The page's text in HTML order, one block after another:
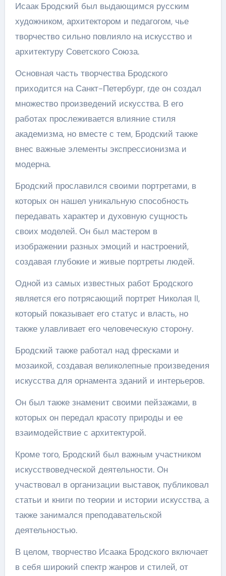
Исаак Бродский был выдающимся русским
художником, архитектором и педагогом, чье
творчество сильно повлияло на искусство и
архитектуру Советского Союза.
Основная часть творчества Бродского
приходится на Санкт-Петербург, где он создал
множество произведений искусства. В его
работах прослеживается влияние стиля
академизма, но вместе с тем, Бродский также
внес важные элементы экспрессионизма и
модерна.
Бродский прославился своими портретами, в
которых он нашел уникальную способность
передавать характер и духовную сущность
своих моделей. Он был мастером в
изображении разных эмоций и настроений,
создавая глубокие и живые портреты людей.
Одной из самых известных работ Бродского
является его потрясающий портрет Николая II,
который показывает его статус и власть, но
также улавливает его человеческую сторону.
Бродский также работал над фресками и
мозаикой, создавая великолепные произведения
искусства для орнамента зданий и интерьеров.
Он был также знаменит своими пейзажами, в
которых он передал красоту природы и ее
взаимодействие с архитектурой.
Кроме того, Бродский был важным участником
искусствоведческой деятельности. Он
участвовал в организации выставок, публиковал
статьи и книги по теории и истории искусства, а
также занимался преподавательской
деятельностью.
В целом, творчество Исаака Бродского включает
в себя широкий спектр жанров и стилей, от